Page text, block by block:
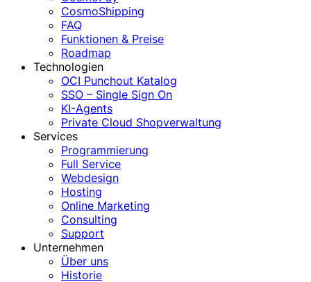
CosmoShipping
FAQ
Funktionen & Preise
Roadmap
Technologien
OCI Punchout Katalog
SSO – Single Sign On
KI-Agents
Private Cloud Shopverwaltung
Services
Programmierung
Full Service
Webdesign
Hosting
Online Marketing
Consulting
Support
Unternehmen
Über uns
Historie